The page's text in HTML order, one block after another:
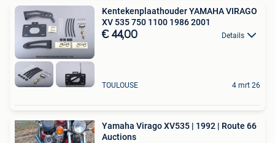
Kentekenplaathouder YAMAHA VIRAGO
XV 535 750 1100 1986 2001
€ 44,00 Details
TOULOUSE 4 mrt 26
Yamaha Virago XV535 | 1992 | Route 66
Auctions